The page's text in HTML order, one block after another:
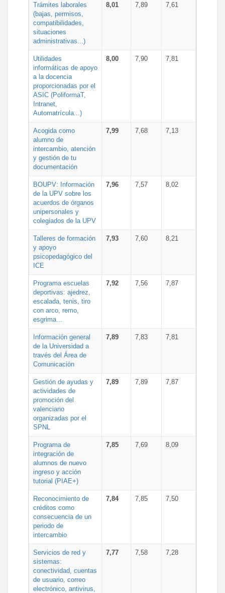
Trámites laborales
(bajas, permisos,
compatibilidades,
situaciones
administrativas...)
8,01 7,89 7,61
Utilidades
informáticas de apoyo
a la docencia
proporcionadas por el
ASIC (PoliformaT,
Intranet,
Automatrícula...)
8,00 7,90 7,81
Acogida como
alumno de
intercambio, atención
y gestión de tu
documentación
7,99 7,68 7,13
BOUPV: Información
de la UPV sobre los
acuerdos de órganos
unipersonales y
colegiados de la UPV
7,96 7,57 8,02
Talleres de formación
y apoyo
psicopedagógico del
ICE
7,93 7,60 8,21
Programa escuelas
deportivas: ajedrez,
escalada, tenis, tiro
con arco, remo,
esgrima...
7,92 7,56 7,87
Información general
de la Universidad a
través del Área de
Comunicación
7,89 7,83 7,81
Gestión de ayudas y
actividades de
promoción del
valenciano
organizadas por el
SPNL
7,89 7,89 7,87
Programa de
integración de
alumnos de nuevo
ingreso y acción
tutorial (PIAE+)
7,85 7,69 8,09
Reconocimiento de
créditos como
consecuencia de un
periodo de
intercambio
7,84 7,85 7,50
Servicios de red y
sistemas:
conectividad, cuentas
de usuario, correo
electrónico, antivirus,
7,77 7,58 7,28